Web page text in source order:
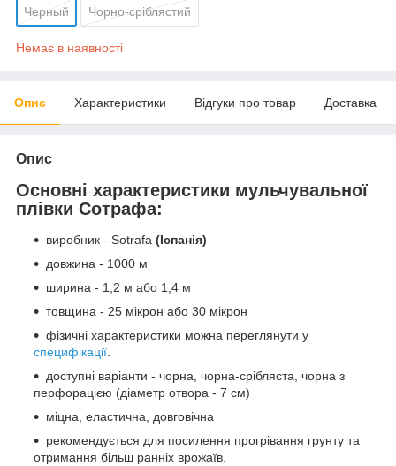
Черный Чорно-сріблястий
Немає в наявності
Опис Характеристики Відгуки про товар Доставка
Опис
Основні характеристики мульчувальної
плівки Сотрафа:
виробник - Sotrafa (Іспанія)
довжина - 1000 м
ширина - 1,2 м або 1,4 м
товщина - 25 мікрон або 30 мікрон
фізичні характеристики можна переглянути у
специфікації.
доступні варіанти - чорна, чорна-срібляста, чорна з
перфорацією (діаметр отвора - 7 см)
міцна, еластична, довговічна
рекомендується для посилення прогрівання грунту та
отримання більш ранніх врожаїв.